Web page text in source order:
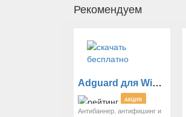
Рекомендуем
Adguard для Windows
АКЦИЯ
Антибаннер, антифишинг и